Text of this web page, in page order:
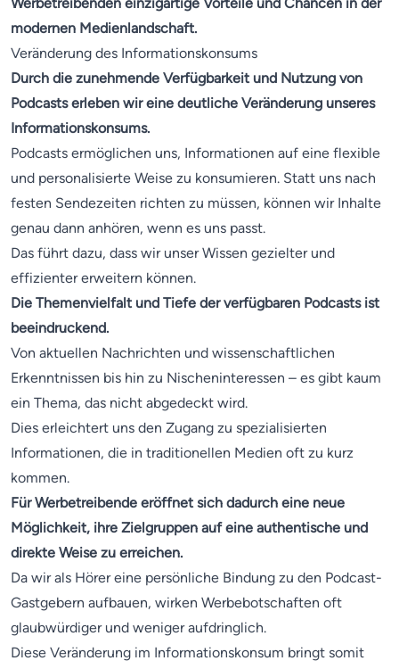
modernen Medienlandschaft.
Veränderung des Informationskonsums
Durch die zunehmende Verfügbarkeit und Nutzung von
Podcasts erleben wir eine deutliche Veränderung unseres
Informationskonsums.
Podcasts ermöglichen uns, Informationen auf eine flexible
und personalisierte Weise zu konsumieren. Statt uns nach
festen Sendezeiten richten zu müssen, können wir Inhalte
genau dann anhören, wenn es uns passt.
Das führt dazu, dass wir unser Wissen gezielter und
effizienter erweitern können.
Die Themenvielfalt und Tiefe der verfügbaren Podcasts ist
beeindruckend.
Von aktuellen Nachrichten und wissenschaftlichen
Erkenntnissen bis hin zu Nischeninteressen – es gibt kaum
ein Thema, das nicht abgedeckt wird.
Dies erleichtert uns den Zugang zu spezialisierten
Informationen, die in traditionellen Medien oft zu kurz
kommen.
Für Werbetreibende eröffnet sich dadurch eine neue
Möglichkeit, ihre Zielgruppen auf eine authentische und
direkte Weise zu erreichen.
Da wir als Hörer eine persönliche Bindung zu den Podcast-
Gastgebern aufbauen, wirken Werbebotschaften oft
glaubwürdiger und weniger aufdringlich.
Diese Veränderung im Informationskonsum bringt somit